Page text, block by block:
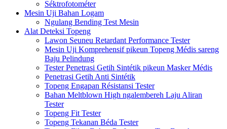
Séktrofotométer
Mesin Uji Bahan Logam
Ngulang Bending Test Mesin
Alat Deteksi Topeng
Lawon Seuneu Retardant Performance Tester
Mesin Uji Komprehensif pikeun Topeng Médis sareng
Baju Pelindung
Tester Penetrasi Getih Sintétik pikeun Masker Médis
Penetrasi Getih Anti Sintétik
Topeng Engapan Résistansi Tester
Bahan Meltblown High ngalembereh Laju Aliran
Tester
Topeng Fit Tester
Topeng Tekanan Béda Tester